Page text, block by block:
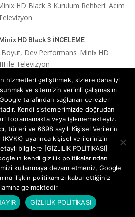
HD Black 3 Kurulum Rehberi: Adım
HD Black 3 İNCELEME
Boyut, Dev Performans: Minix HD
ile Televizyon
Full HD Uydu Alıcısı İncelemesi
İzleme Deneyiminde Yerli Güç:
Full HD Uydu
HD Gold Uydu Alıcısı İncelemesi
Keyfini Katlayan Küçük Dev: Next
Gold Uydu
hizmetleri geliştirmek, sizlere daha iyi
ve sitemizin verimli çalışmasını
tarafından sağlanan çerezler
Kendi sistemlerimizde doğrudan
toplamamakta veya işlememekteyiz.
türleri ve 6698 sayılı Kişisel Verilerin
(KVKK) uyarınca kişisel verilerinizin
bilgilere [GİZLİLİK POLİTİKASI]
kendi gizlilik politikalarından
kullanmaya devam etmeniz, Google
ilişkin politikamızı kabul ettiğiniz
gelmektedir.
GİZLİLİK POLİTİKASI